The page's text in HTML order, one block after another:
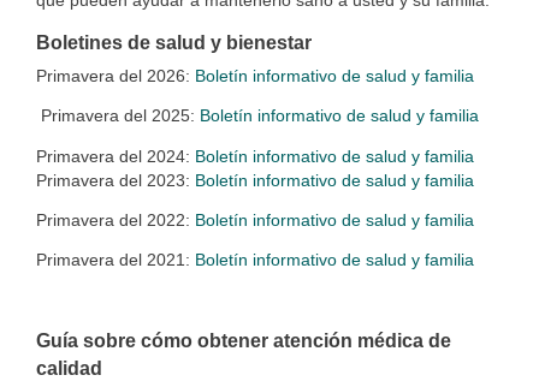
Boletines de salud y bienestar
Primavera del 2026: Boletín informativo de salud y familia
Primavera del 2025: Boletín informativo de salud y familia
Primavera del 2024: Boletín informativo de salud y familia
Primavera del 2023: Boletín informativo de salud y familia
Primavera del 2022: Boletín informativo de salud y familia
Primavera del 2021: Boletín informativo de salud y familia
Guía sobre cómo obtener atención médica de
calidad